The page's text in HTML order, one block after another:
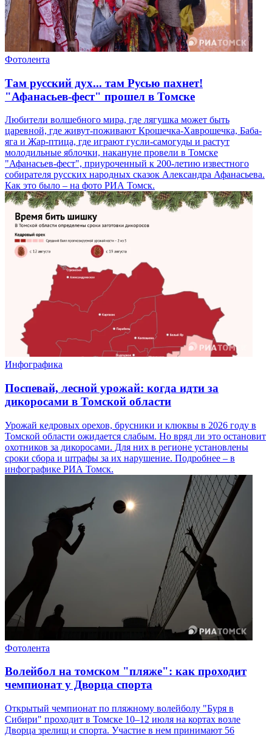
Фотолента
Там русский дух... там Русью пахнет!
"Афанасьев-фест" прошел в Томске
Любители волшебного мира, где лягушка может быть
царевной, где живут-поживают Крошечка-Хаврошечка, Баба-
яга и Жар-птица, где играют гусли-самогуды и растут
молодильные яблочки, накануне провели в Томске
"Афанасьев-фест", приуроченный к 200-летию известного
собирателя русских народных сказок Александра Афанасьева.
Как это было – на фото РИА Томск.
Инфографика
Поспевай, лесной урожай: когда идти за
дикоросами в Томской области
Урожай кедровых орехов, брусники и клюквы в 2026 году в
Томской области ожидается слабым. Но вряд ли это остановит
охотников за дикоросами. Для них в регионе установлены
сроки сбора и штрафы за их нарушение. Подробнее – в
инфографике РИА Томск.
Фотолента
Волейбол на томском "пляже": как проходит
чемпионат у Дворца спорта
Открытый чемпионат по пляжному волейболу "Буря в
Сибири" проходит в Томске 10–12 июля на кортах возле
Дворца зрелищ и спорта. Участие в нем принимают 56